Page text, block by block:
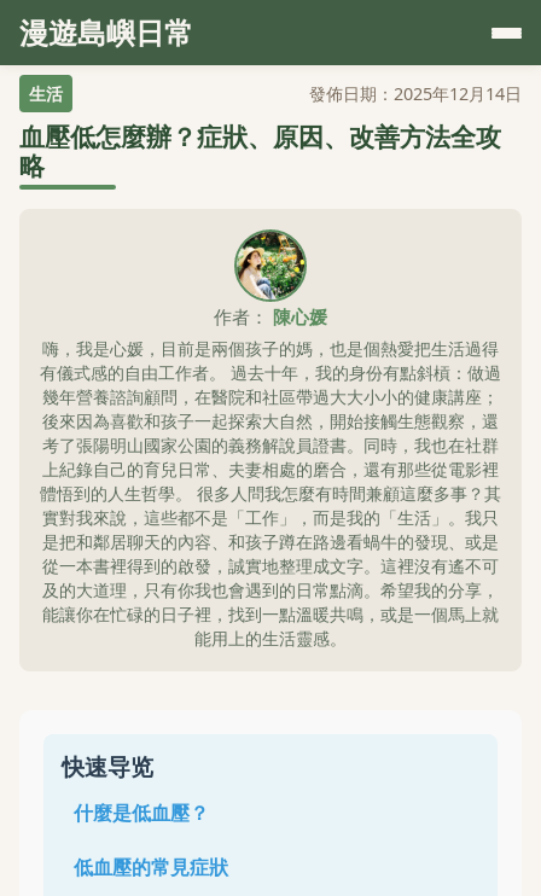
漫遊島嶼日常
生活 發佈日期：2025年12月14日
血壓低怎麼辦？症狀、原因、改善方法全攻
略
作者： 陳心媛
嗨，我是心媛，目前是兩個孩子的媽，也是個熱愛把生活過得
有儀式感的自由工作者。 過去十年，我的身份有點斜槓：做過
幾年營養諮詢顧問，在醫院和社區帶過大大小小的健康講座；
後來因為喜歡和孩子一起探索大自然，開始接觸生態觀察，還
考了張陽明山國家公園的義務解說員證書。同時，我也在社群
上紀錄自己的育兒日常、夫妻相處的磨合，還有那些從電影裡
體悟到的人生哲學。 很多人問我怎麼有時間兼顧這麼多事？其
實對我來說，這些都不是「工作」，而是我的「生活」。我只
是把和鄰居聊天的內容、和孩子蹲在路邊看蝸牛的發現、或是
從一本書裡得到的啟發，誠實地整理成文字。這裡沒有遙不可
及的大道理，只有你我也會遇到的日常點滴。希望我的分享，
能讓你在忙碌的日子裡，找到一點溫暖共鳴，或是一個馬上就
能用上的生活靈感。
快速导览
什麼是低血壓？
低血壓的常見症狀